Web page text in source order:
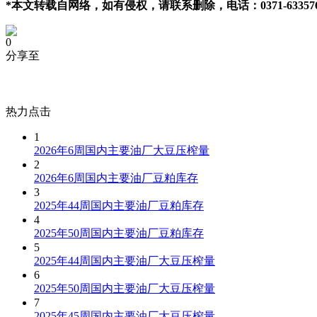
*本文转载自网络，如有侵权，请联系删除，电话：0371-
0
分享至
热力点击
1
2026年6周国内主要油厂大豆压榨量
2
2026年6周国内主要油厂豆粕库存
3
2025年44周国内主要油厂豆粕库存
4
2025年50周国内主要油厂豆粕库存
5
2025年44周国内主要油厂大豆压榨量
6
2025年50周国内主要油厂大豆压榨量
7